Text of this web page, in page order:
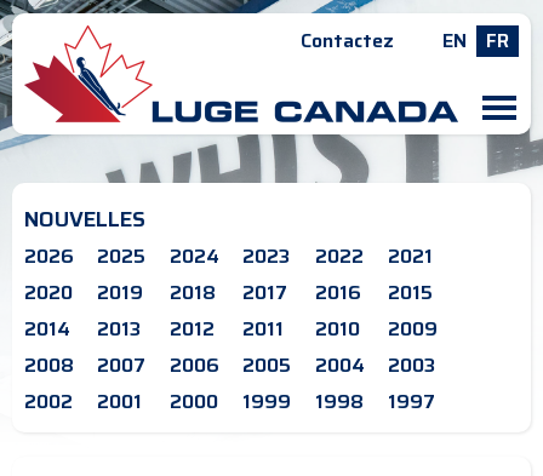
Contactez EN FR
M
NOUVELLES
2026 2025 2024 2023 2022
2021
2020
2019 2018 2017 2016
2015
2014
2013 2012 2011 2010
2009
2008
2007 2006 2005 2004
2003
2002
2001 2000 1999 1998 1997